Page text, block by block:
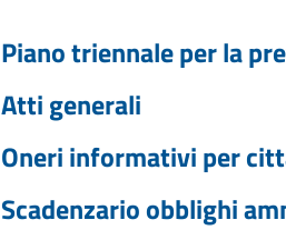
Piano triennale per la
Atti generali
Oneri informativi per
Scadenzario obblighi